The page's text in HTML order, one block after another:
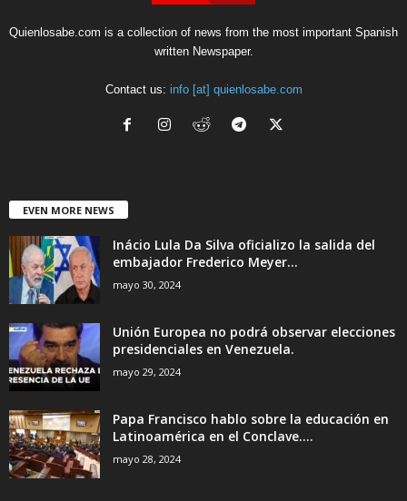
Quienlosabe.com is a collection of news from the most important Spanish
written Newspaper.
Contact us: info [at] quienlosabe.com
EVEN MORE NEWS
Inácio Lula Da Silva oficializo la salida del
embajador Frederico Meyer...
mayo 30, 2024
Unión Europea no podrá observar elecciones
presidenciales en Venezuela.
mayo 29, 2024
Papa Francisco hablo sobre la educación en
Latinoamérica en el Conclave....
mayo 28, 2024